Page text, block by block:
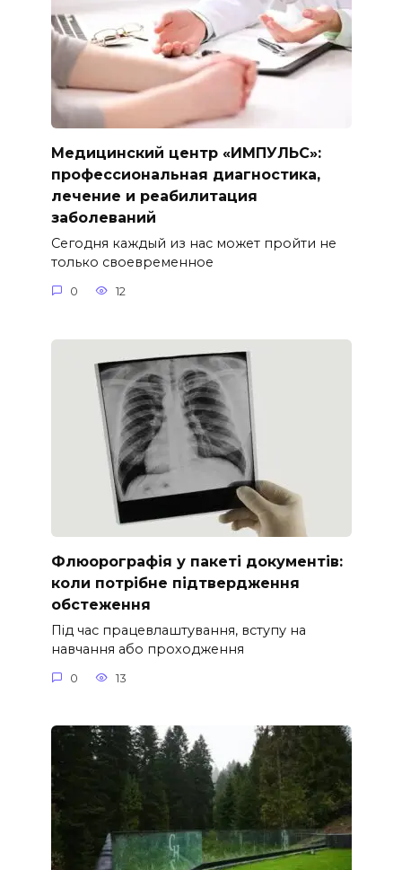
Медицинский центр «ИМПУЛЬС»:
профессиональная диагностика,
лечение и реабилитация
заболеваний
Сегодня каждый из нас может пройти не
только своевременное
0 12
Флюорографія у пакеті документів:
коли потрібне підтвердження
обстеження
Під час працевлаштування, вступу на
навчання або проходження
0 13